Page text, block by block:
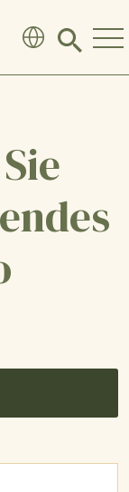
Click
search